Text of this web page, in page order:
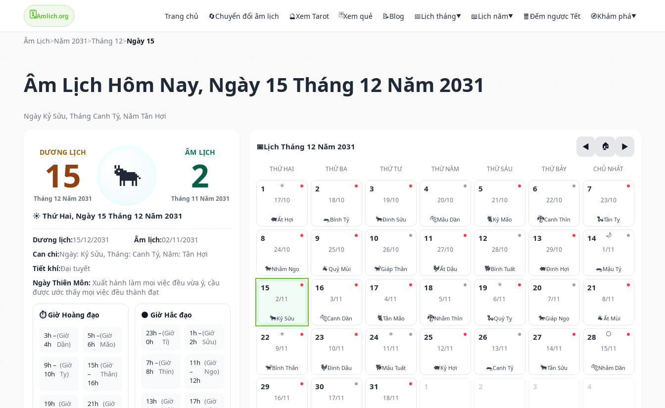
🗓️Amlich.org Trang chủ 🔄Chuyển đổi âm lịch 🔮Xem Tarot 🃏Xem quẻ 📝Blog 📅Lịch tháng▼ 📖Lịch năm▼ 🧧Đếm ngược Tết 🧭Khám phá▼
Âm Lịch>Năm 2031 >Tháng 12>Ngày 15
Âm Lịch Hôm Nay, Ngày 15 Tháng 12 Năm 2031
Ngày Kỷ Sửu, Tháng Canh Tý, Năm Tân Hợi
DƯƠNG LỊCH
15
Tháng 12 Năm 2031
🐂
ÂM LỊCH
2
Tháng 11 Năm 2031
☀️ Thứ Hai, Ngày 15 Tháng 12 Năm 2031
Dương lịch:15/12/2031 Âm lịch:02/11/2031
Can chi:Ngày: Kỷ Sửu, Tháng: Canh Tý, Năm: Tân Hợi
Tiết khí:Đại tuyết
Ngày Thiên Môn: Xuất hành làm mọi việc đều vừa ý, cầu
được ước thấy mọi việc đều thành đạt
⏱️ Giờ Hoàng đạo
3h –
4h
(Giờ
Dần)
5h –
6h
(Giờ
Mão)
9h –
10h
(Giờ
Tỵ)
15h
–
16h
(Giờ
Thân)
19h (Giờ
21h (Giờ
🌑 Giờ Hắc đạo
23h –
0h
(Giờ
Tí)
1h –
2h
(Giờ
Sửu)
7h –
8h
(Giờ
Thìn)
11h
–
12h
(Giờ
Ngọ)
13h (Giờ
17h (Giờ
Lịch Tháng 12 Năm 2031
THỨ HAI THỨ BA THỨ TƯ THỨ NĂM THỨ SÁU THỨ BẢY
CHỦ NHẬT
⭐
1
17/10
🐖Ất Hợi
2
18/10
🐀Bính Tý
3
19/10
🐂Đinh Sửu
4
20/10
🐅Mậu Dần
5
21/10
🐈Kỷ Mão
6
22/10
🐉Canh Thìn
7
23/10
🐍Tân Tỵ
8
24/10
🐎Nhâm Ngọ
9
25/10
🐐Quý Mùi
10
26/10
🐒Giáp Thân
11
27/10
🐓Ất Dậu
12
28/10
🐕Bính Tuất
13
29/10
🐖Đinh Hợi
🌙
14
1/11
🐀Mậu Tý
15
2/11
🐂Kỷ Sửu
16
3/11
🐅Canh Dần
17
4/11
🐈Tân Mão
18
5/11
🐉Nhâm Thìn
⭐
19
6/11
🐍Quý Tỵ
20
7/11
🐎Giáp Ngọ
21
8/11
🐐Ất Mùi
⭐
22
9/11
🐒Bính Thân
23
10/11
🐓Đinh Dậu
⭐
24
11/11
🐕Mậu Tuất
25
12/11
🐖Kỷ Hợi
26
13/11
🐀Canh Tý
27
14/11
🐂Tân Sửu
🌕
28
15/11
🐅Nhâm Dần
29
16/11
30
17/11
31
18/11
1 2 3 4